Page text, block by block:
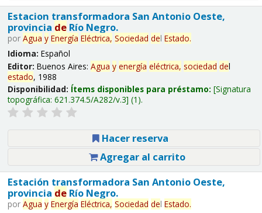
Estacion transformadora San Antonio Oeste,
provincia deRío Negro.
por Agua y Energía Eléctrica, Sociedad del Estado.
Idioma: Español
Editor: Buenos Aires: Agua y energía eléctrica, sociedad del
estado, 1988
Disponibilidad: Ítems disponibles para préstamo: Signatura
topográfica: 621.374.5/A282/v.3 (1).
Hacer reserva
Agregar al carrito
Estación transformadora San Antonio Oeste,
provincia deRío Negro.
por Agua y Energía Eléctrica, Sociedad del Estado.